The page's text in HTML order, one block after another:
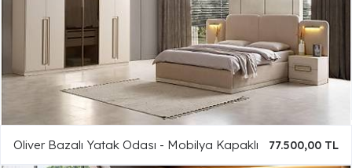
Oliver Bazalı Yatak Odası - Mobilya Kapaklı 77.500,00 TL